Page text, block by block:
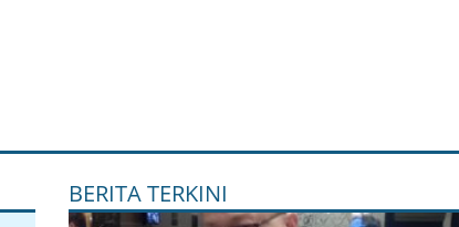
BERITA TERKINI